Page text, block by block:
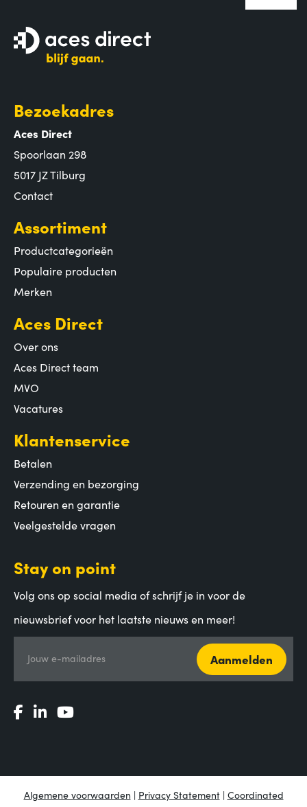
Bezoekadres
Aces Direct
Spoorlaan 298
5017 JZ Tilburg
Contact
Assortiment
Productcategorieën
Populaire producten
Merken
Aces Direct
Over ons
Aces Direct team
MVO
Vacatures
Klantenservice
Betalen
Verzending en bezorging
Retouren en garantie
Veelgestelde vragen
Stay on point
Volg ons op social media of schrijf je in voor de
nieuwsbrief voor het laatste nieuws en meer!
Jouw e-mailadres Aanmelden
Algemene voorwaarden | Privacy Statement| Coordinated